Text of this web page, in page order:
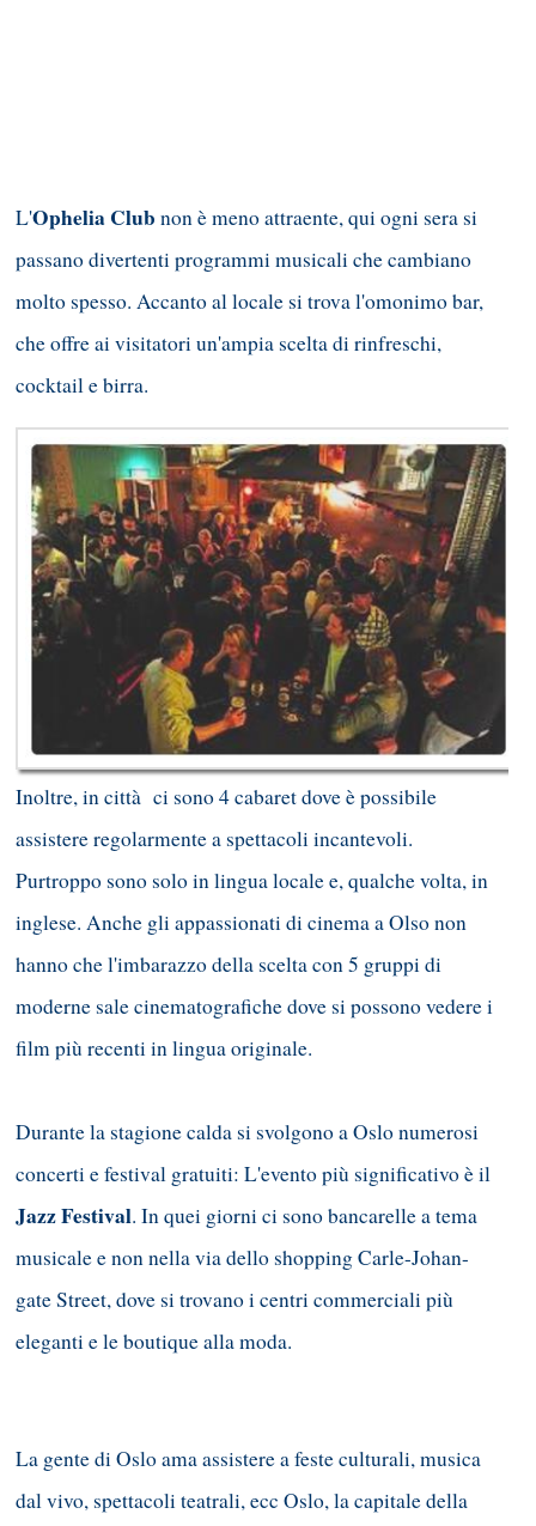
L'Ophelia Club non è meno attraente, qui ogni sera si
passano divertenti programmi musicali che cambiano
molto spesso. Accanto al locale si trova l'omonimo bar,
che offre ai visitatori un'ampia scelta di rinfreschi,
cocktail e birra.
Inoltre, in città ci sono 4 cabaret dove è possibile
assistere regolarmente a spettacoli incantevoli.
Purtroppo sono solo in lingua locale e, qualche volta, in
inglese. Anche gli appassionati di cinema a Olso non
hanno che l'imbarazzo della scelta con 5 gruppi di
moderne sale cinematografiche dove si possono vedere i
film più recenti in lingua originale.
Durante la stagione calda si svolgono a Oslo numerosi
concerti e festival gratuiti: L'evento più significativo è il
Jazz Festival. In quei giorni ci sono bancarelle a tema
musicale e non nella via dello shopping Carle-Johan-
gate Street, dove si trovano i centri commerciali più
eleganti e le boutique alla moda.
La gente di Oslo ama assistere a feste culturali, musica
dal vivo, spettacoli teatrali, ecc Oslo, la capitale della